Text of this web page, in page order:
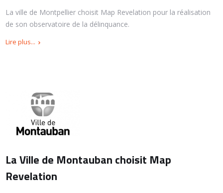
La ville de Montpellier choisit Map Revelation pour la réalisation
de son observatoire de la délinquance.
Lire plus...
La Ville de Montauban choisit Map
Revelation